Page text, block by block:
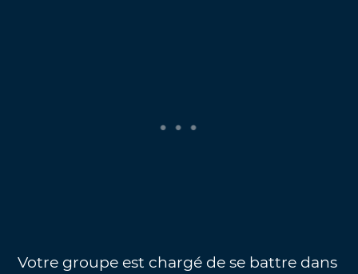
Votre groupe est chargé de se battre dans